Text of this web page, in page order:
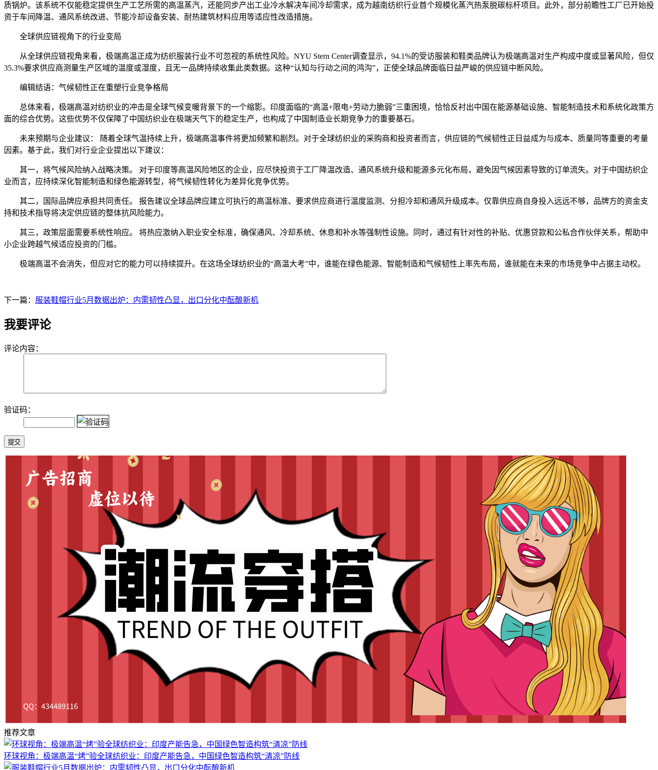
质锅炉。该系统不仅能稳定提供生产工艺所需的高温蒸汽，还能同步产出工业冷水解决车间冷却需求，成为越南纺织行业首个规模化蒸汽热泵脱碳标杆项目。此外，部分前瞻性工厂已开始投
资于车间降温、通风系统改进、节能冷却设备安装、耐热建筑材料应用等适应性改造措施。
全球供应链视角下的行业变局
从全球供应链视角来看，极端高温正成为纺织服装行业不可忽视的系统性风险。NYU Stern Center调查显示，94.1%的受访服装和鞋类品牌认为极端高温对生产构成中度或显著风险，但仅
35.3%要求供应商测量生产区域的温度或湿度，且无一品牌持续收集此类数据。这种“认知与行动之间的鸿沟”，正使全球品牌面临日益严峻的供应链中断风险。
编辑结语：气候韧性正在重塑行业竞争格局
总体来看，极端高温对纺织业的冲击是全球气候变暖背景下的一个缩影。印度面临的“高温+限电+劳动力脆弱”三重困境，恰恰反衬出中国在能源基础设施、智能制造技术和系统化政策方
面的综合优势。这些优势不仅保障了中国纺织业在极端天气下的稳定生产，也构成了中国制造业长期竞争力的重要基石。
未来预期与企业建议： 随着全球气温持续上升，极端高温事件将更加频繁和剧烈。对于全球纺织业的采购商和投资者而言，供应链的气候韧性正日益成为与成本、质量同等重要的考量
因素。基于此，我们对行业企业提出以下建议：
其一，将气候风险纳入战略决策。 对于印度等高温风险地区的企业，应尽快投资于工厂降温改造、通风系统升级和能源多元化布局，避免因气候因素导致的订单流失。对于中国纺织企
业而言，应持续深化智能制造和绿色能源转型，将气候韧性转化为差异化竞争优势。
其二，国际品牌应承担共同责任。 报告建议全球品牌应建立可执行的高温标准、要求供应商进行温度监测、分担冷却和通风升级成本。仅靠供应商自身投入远远不够，品牌方的资金支
持和技术指导将决定供应链的整体抗风险能力。
其三，政策层面需要系统性响应。 将热应激纳入职业安全标准，确保通风、冷却系统、休息和补水等强制性设施。同时，通过有针对性的补贴、优惠贷款和公私合作伙伴关系，帮助中
小企业跨越气候适应投资的门槛。
极端高温不会消失，但应对它的能力可以持续提升。在这场全球纺织业的“高温大考”中，谁能在绿色能源、智能制造和气候韧性上率先布局，谁就能在未来的市场竞争中占据主动权。
下一篇： 服装鞋帽行业5月数据出炉：内需韧性凸显，出口分化中酝酿新机
我要评论
评论内容：
验证码：
推荐文章
环球视角：极端高温“烤”验全球纺织业：印度产能告急，中国绿色智造构筑“清凉”防线